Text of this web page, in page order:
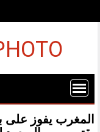
المغرب يفوز على